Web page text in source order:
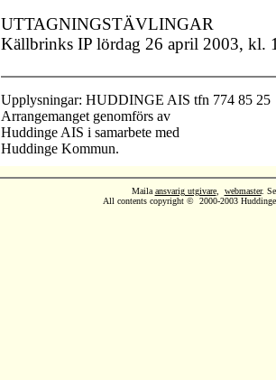
UTTAGNINGSTÄVLINGAR
Källbrinks IP lördag 26 april 2003, kl.
Upplysningar: HUDDINGE AIS tfn 774 85 25
Arrangemanget genomförs av
Huddinge AIS i samarbete med
Huddinge Kommun.
Maila ansvarig utgivare, webmaster.
All contents copyright © 2000-2003